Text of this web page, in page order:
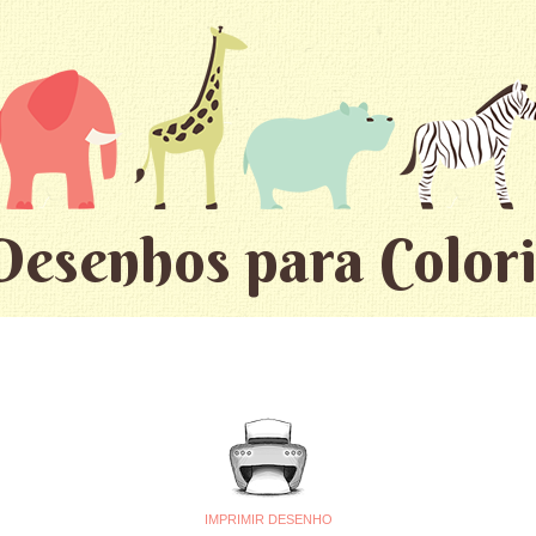
para
IMPRIMIR DESENHO